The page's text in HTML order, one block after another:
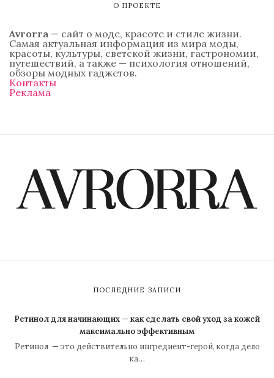
О ПРОЕКТЕ
Avrorra — сайт о моде, красоте и стиле жизни.
Самая актуальная информация из мира моды,
красоты, культуры, светской жизни, гастрономии,
путешествий, а также — психология отношений,
обзоры модных гаджетов.
Контакты
Реклама
ПОСЛЕДНИЕ ЗАПИСИ
Ретинол для начинающих — как сделать свой уход за кожей
максимально эффективным
Ретинол — это действительно ингредиент-герой, когда дело
ка…